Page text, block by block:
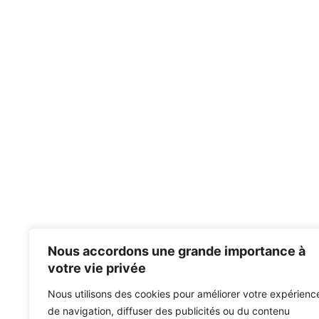
Nous accordons une grande importance à
votre vie privée
Nous utilisons des cookies pour améliorer votre
de navigation, diffuser des publicités ou du contenu